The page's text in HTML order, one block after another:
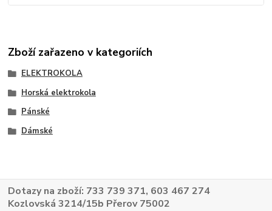
Zboží zařazeno v kategoriích
ELEKTROKOLA
Horská elektrokola
Pánské
Dámské
Dotazy na zboží: 733 739 371, 603 467 274
Kozlovská 3214/15b Přerov 75002